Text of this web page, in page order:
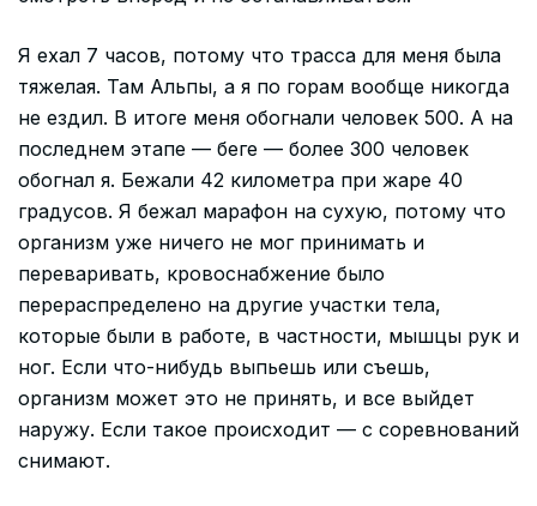
Я ехал 7 часов, потому что трасса для меня была
тяжелая. Там Альпы, а я по горам вообще никогда
не ездил. В итоге меня обогнали человек 500. А на
последнем этапе — беге — более 300 человек
обогнал я. Бежали 42 километра при жаре 40
градусов. Я бежал марафон на сухую, потому что
организм уже ничего не мог принимать и
переваривать, кровоснабжение было
перераспределено на другие участки тела,
которые были в работе, в частности, мышцы рук и
ног. Если что-нибудь выпьешь или съешь,
организм может это не принять, и все выйдет
наружу. Если такое происходит — с соревнований
снимают.